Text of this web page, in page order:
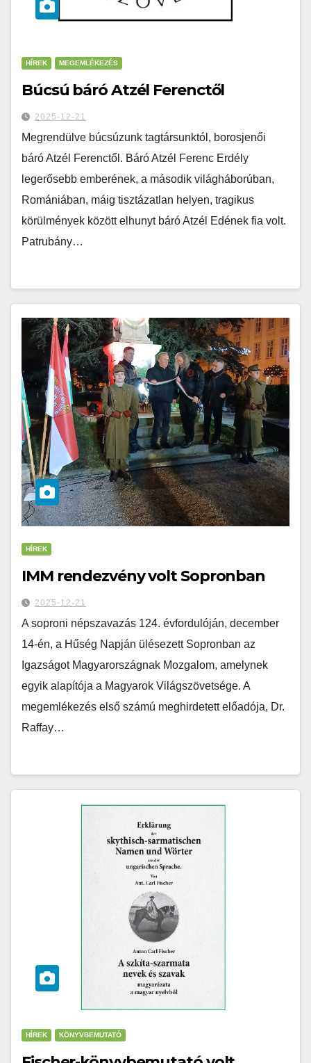
HÍREK MEGEMLÉKEZÉS
Búcsú báró Atzél Ferenctől
2025-12-21
Megrendülve búcsúzunk tagtársunktól, borosjenői
báró Atzél Ferenctől. Báró Atzél Ferenc Erdély
legerősebb emberének, a második világháborúban,
Romániában, máig tisztázatlan helyen, tragikus
körülmények között elhunyt báró Atzél Edének fia volt.
Patrubány…
HÍREK
IMM rendezvény volt Sopronban
2025-12-21
A soproni népszavazás 124. évfordulóján, december
14-én, a Hűség Napján ülésezett Sopronban az
Igazságot Magyarországnak Mozgalom, amelynek
egyik alapítója a Magyarok Világszövetsége. A
megemlékezés első számú meghirdetett előadója, Dr.
Raffay…
HÍREK KÖNYVBEMUTATÓ